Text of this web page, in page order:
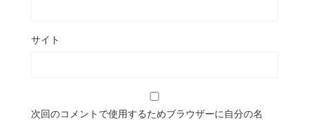
サイト
次回のコメントで使用するためブラウザーに自分の名